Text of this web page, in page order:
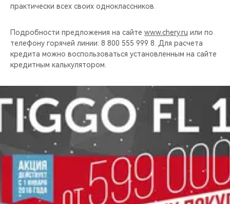
практически всех своих одноклассников.
Подробности предложения на сайте www.chery.ru или по
телефону горячей линии: 8 800 555 999 8. Для расчета
кредита можно воспользоваться установленным на сайте
кредитным калькулятором.